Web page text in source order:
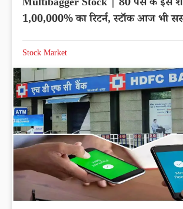
Multibagger Stock | 80 पैसे के इस
1,00,000% का रिटर्न, स्टॉक आज भी
Stock Market